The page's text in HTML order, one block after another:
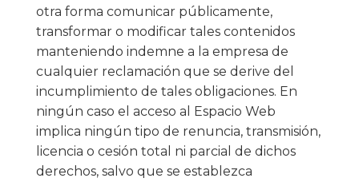
otra forma comunicar públicamente,
transformar o modificar tales contenidos
manteniendo indemne a la empresa de
cualquier reclamación que se derive del
incumplimiento de tales obligaciones. En
ningún caso el acceso al Espacio Web
implica ningún tipo de renuncia, transmisión,
licencia o cesión total ni parcial de dichos
derechos, salvo que se establezca